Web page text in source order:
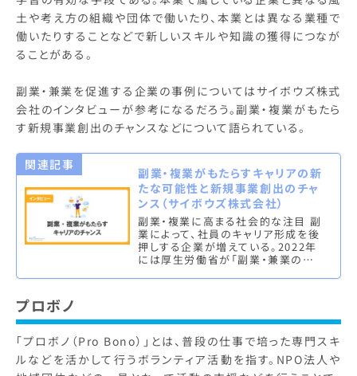
土や考え方の組織や団体で働いたり、本業とは異なる業種で
働いたりすることなどで新しいスキルや知識の獲得につなが
ることがある。
副業・兼業を促進する企業の事例についてはサイボウズ株式
会社のインタビューが参考になるだろう。副業・複業がもたら
す新規事業創出のチャンスなどについて語られている。
関連記事
副業・複業がもたらすキャリアの新
たな可能性と新規事業創出のチャ
ンス（サイボウズ株式会社）
副業・複業に高まる社会的な注目 副
業によって、社員のキャリア形成を後
押しする企業が増えている。2022年
には厚生労働省が「副業・兼業の促
プロボノ
「プロボノ（Pro Bono）」とは、普段の仕事で培った専門スキ
ルなどを活かして行うボランティア活動を指す。NPO法人や